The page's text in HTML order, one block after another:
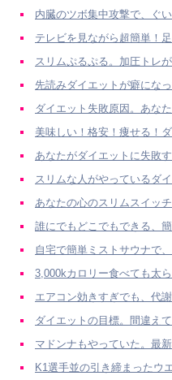
内臓のツボ集中攻撃で、ぐ
テレビを見ながら超簡単！
スリムぷるぷる。加圧トレ
先読みダイエットが癖にな
ダイエット失敗原因。あな
美味しい！格安！痩せる！
あなたがダイエットに失敗
スリムな人がやっているダ
あなたの心のスリムスイッ
誰にでもどこでもできる、
自宅で簡単ミストサウナで
3,000kカロリー食べても太
エアコン効きすぎでも、代
ダイエットの目標。間違え
マドンナもやっていた。最
K1選手並の引き締まったウ